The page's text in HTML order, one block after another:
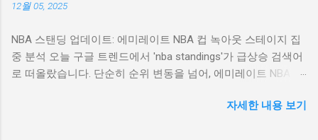
스의 행위가 윤리적으로 심각한 문제를 야기하
며, 군의 명예를 훼손할 수 있다고 지적합니다.
Photo by Samuel Regan-Asante on Unsplash
제는 여기서 끝나지 않았습니다. 스캔들이 터진
12월 05, 2025
NBA 스탠딩 업데이트: 에미레이트 NBA 컵 녹아웃 스테이지 집
중 분석 오늘 구글 트렌드에서 'nba standings'가 급상승 검색어
로 떠올랐습니다. 단순히 순위 변동을 넘어, 에미레이트 NBA 컵
받고 있습니다. 이번 포스팅에서는 NBA 컵 녹아웃 스테이지 관
자세한 내용 보기